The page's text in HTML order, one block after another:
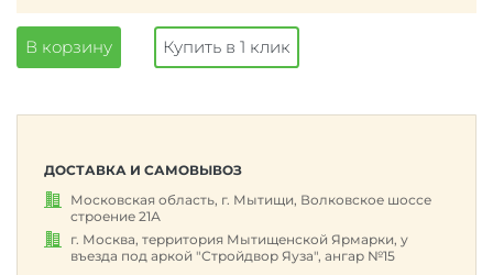
В корзину Купить в 1 клик
ДОСТАВКА И САМОВЫВОЗ
Московская область, г. Мытищи, Волковское шоссе
строение 21А
г. Москва, территория Мытищенской Ярмарки, у
въезда под аркой "Стройдвор Яуза", ангар №15